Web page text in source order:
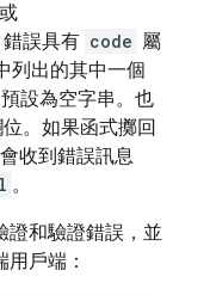
或
誤具有 code 屬
列出的其中一個
預設為空字串。也
。如果函式擲回
收到錯誤訊息
。
證和驗證錯誤，並
戶端：